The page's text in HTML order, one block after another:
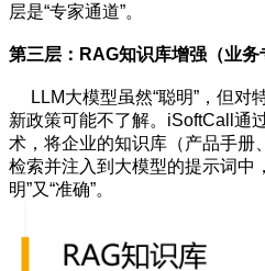
层是“专家通道”。
第三层：RAG知识库增强（业务
LLM大模型虽然“聪明”，但对
新政策可能不了解。iSoftCall通
术，将企业的知识库（产品手册
检索并注入到大模型的提示词中
明”又“准确”。